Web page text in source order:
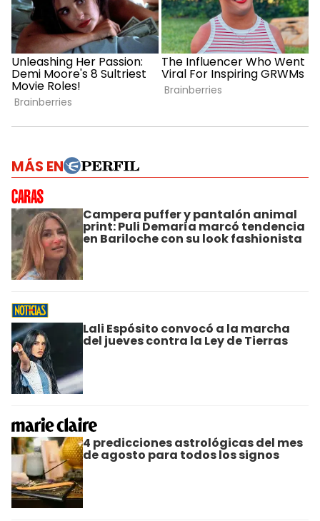
MÁS EN
Campera puffer y pantalón animal
print: Puli Demaría marcó tendencia
en Bariloche con su look fashionista
Lali Espósito convocó a la marcha
del jueves contra la Ley de Tierras
4 predicciones astrológicas del mes
de agosto para todos los signos